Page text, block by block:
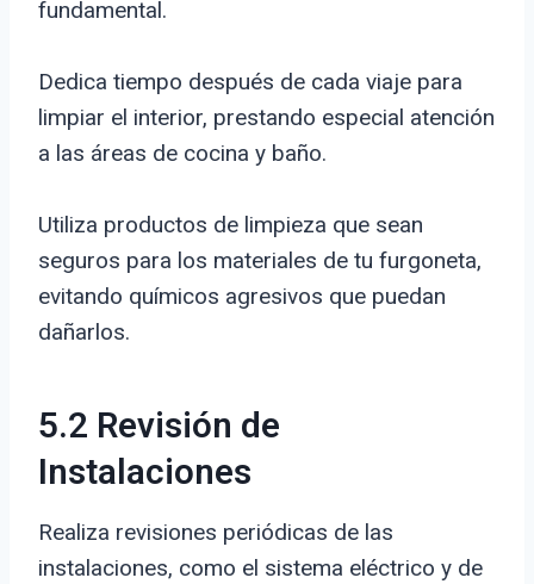
fundamental.
Dedica tiempo después de cada viaje para
limpiar el interior, prestando especial atención
a las áreas de cocina y baño.
Utiliza productos de limpieza que sean
seguros para los materiales de tu furgoneta,
evitando químicos agresivos que puedan
dañarlos.
5.2 Revisión de
Instalaciones
Realiza revisiones periódicas de las
instalaciones, como el sistema eléctrico y de